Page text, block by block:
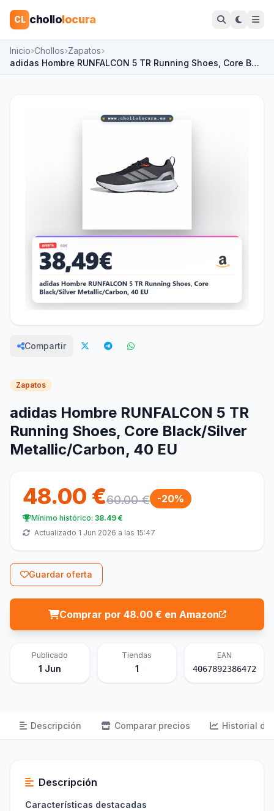
CL chollolocura
Inicio Chollos Zapatos
adidas Hombre RUNFALCON 5 TR Running Shoes, Core B…
Compartir
Zapatos
adidas Hombre RUNFALCON 5 TR
Running Shoes, Core Black/Silver
Metallic/Carbon, 40 EU
48.00 €60.00 € -20%
Mínimo histórico: 38.49 €
Actualizado 1 Jun 2026 a las 15:47
Guardar oferta
Comprar por 48.00 € en Amazon
Publicado
1 Jun
Tiendas
1
EAN
4067892386472
Descripción Comparar precios Historial de
Descripción
Características destacadas